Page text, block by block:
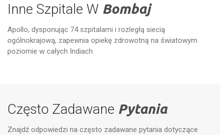
Inne Szpitale W Bombaj
Apollo, dysponując 74 szpitalami i rozległą siecią
ogólnokrajową, zapewnia opiekę zdrowotną na światowym
poziomie w całych Indiach.
Szpitale Apollo w Bombaju
Często Zadawane Pytania
Znajdź odpowiedzi na często zadawane pytania dotyczące